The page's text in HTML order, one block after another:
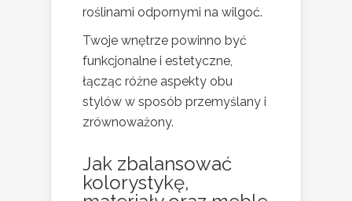
roślinami odpornymi na wilgoć.
Twoje wnętrze powinno być
funkcjonalne i estetyczne,
łącząc różne aspekty obu
stylów w sposób przemyślany i
zrównoważony.
Jak zbalansować
kolorystykę,